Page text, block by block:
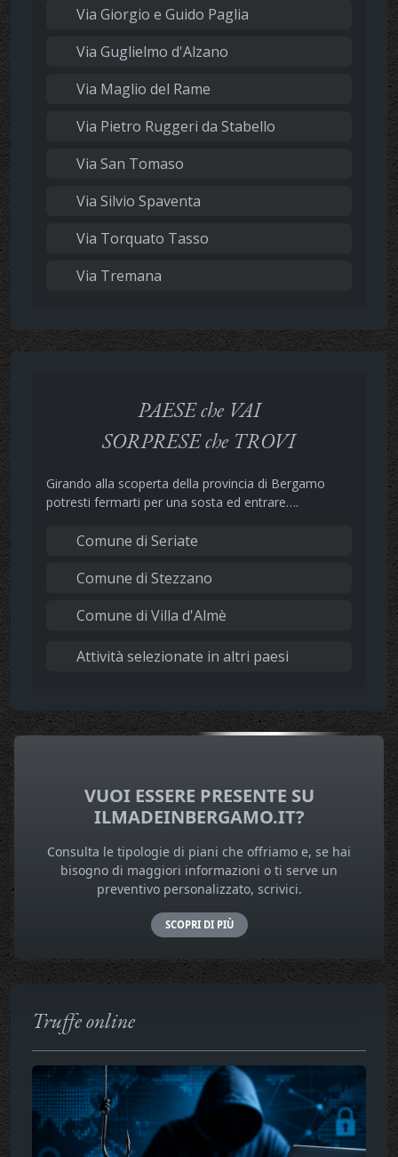
Via Giorgio e Guido Paglia
Via Guglielmo d'Alzano
Via Maglio del Rame
Via Pietro Ruggeri da Stabello
Via San Tomaso
Via Silvio Spaventa
Via Torquato Tasso
Via Tremana
PAESE che VAI
SORPRESE che TROVI
Girando alla scoperta della provincia di Bergamo
potresti fermarti per una sosta ed entrare….
Comune di Seriate
Comune di Stezzano
Comune di Villa d'Almè
Attività selezionate in altri paesi
VUOI ESSERE PRESENTE SU
ILMADEINBERGAMO.IT?
Consulta le tipologie di piani che offriamo e, se hai
bisogno di maggiori informazioni o ti serve un
preventivo personalizzato, scrivici.
SCOPRI DI PIÙ
Truffe online